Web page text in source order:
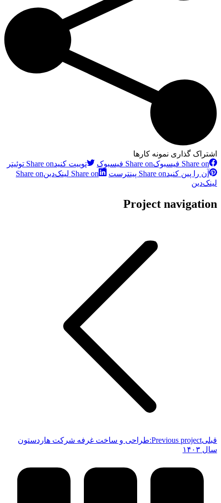
اشتراک گذاری نمونه کارها
Share on فیسبوک
Share on فیسبوک توییت کنیدShare on توئیتر
آن را پین کنیدShare on پینترست Share on لینک‌دین
Share on
لینک‌دین
Project navigation
قبلیPrevious project: طراحی و ساخت غرفه شرکت هاردستون
سال ۱۴۰۳